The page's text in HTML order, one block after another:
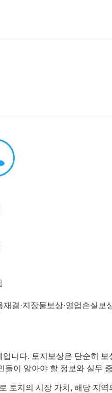
니다. 토지보상은 단순히
이 알아야 할 정보와 실무
토지의 시장 가치, 해당 지